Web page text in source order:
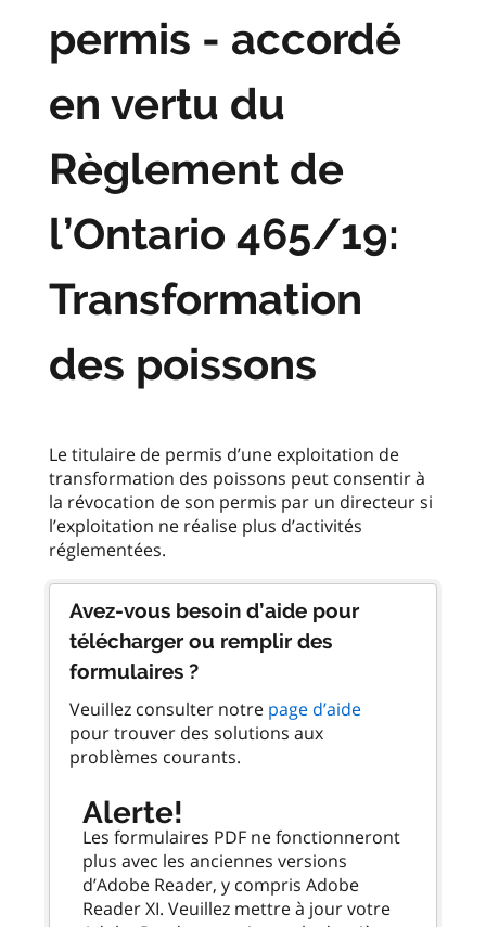
permis - accordé
en vertu du
Règlement de
l’Ontario 465/19:
Transformation
des poissons
Le titulaire de permis d’une exploitation de
transformation des poissons peut consentir à
la révocation de son permis par un directeur si
l’exploitation ne réalise plus d’activités
Avez-vous besoin d’aide pour
télécharger ou remplir des
formulaires ?
Veuillez consulter notre page d’aide
pour trouver des solutions aux
problèmes courants.
Alerte!
Les formulaires PDF ne fonctionneront
plus avec les anciennes versions
d’Adobe Reader, y compris Adobe
Reader XI. Veuillez mettre à jour votre